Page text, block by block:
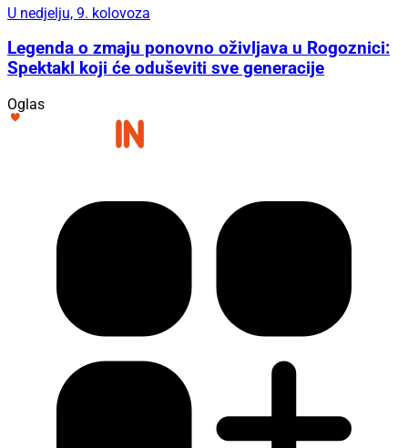
U nedjelju, 9. kolovoza
Legenda o zmaju ponovno oživljava u Rogoznici:
Spektakl koji će oduševiti sve generacije
Oglas